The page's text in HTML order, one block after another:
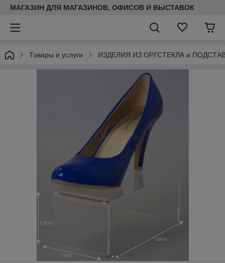
МАГАЗИН ДЛЯ МАГАЗИНОВ, ОФИСОВ И ВЫСТАВОК
Товары и услуги ИЗДЕЛИЯ ИЗ ОРГСТЕКЛА и